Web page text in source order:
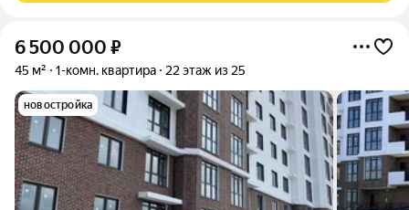
6 500 000 ₽
45 м² 1-комн. квартира 22 этаж из 25
новостройка